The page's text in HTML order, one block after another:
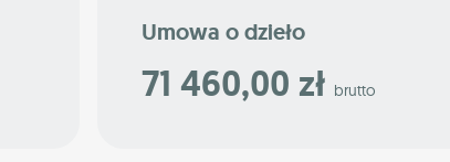
Umowa o dzieło
71 460,00 zł brutto